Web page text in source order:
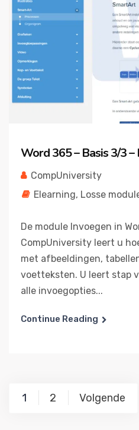
Word 365 – Basis 3/3 –
CompUniversity
Elearning, Losse
De module Invoegen in
CompUniversity leert u
met afbeeldingen,
voetteksten. U leert stap
alle invoegopties...
Continue Reading
1 2 Volgende